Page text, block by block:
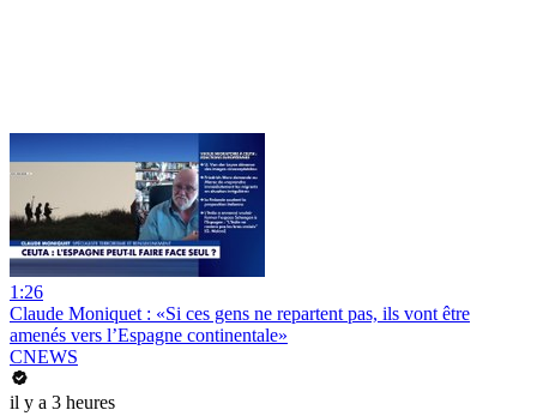
1:26
Claude Moniquet : «Si ces gens ne repartent pas, ils vont être
amenés vers l’Espagne continentale»
CNEWS
il y a 3 heures